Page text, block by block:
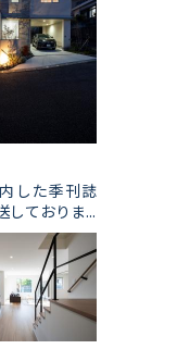
した季刊誌
しておりま...